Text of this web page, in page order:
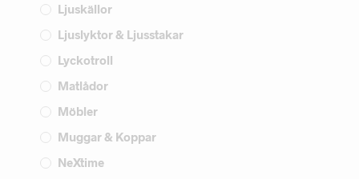
Ljuskällor
Ljuslyktor & Ljusstakar
Lyckotroll
Matlådor
Möbler
Muggar & Koppar
NeXtime